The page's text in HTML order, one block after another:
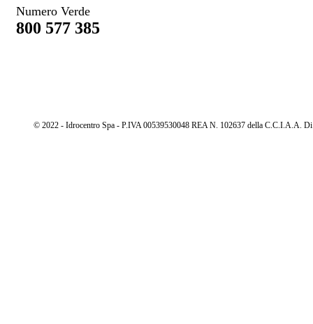
Numero Verde
800 577 385
© 2022 - Idrocentro Spa - P.IVA 00539530048 REA N. 102637 della C.C.I.A.A.